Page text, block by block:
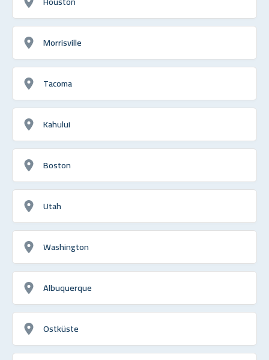
Morrisville
Tacoma
Kahului
Boston
Utah
Washington
Albuquerque
Ostküste